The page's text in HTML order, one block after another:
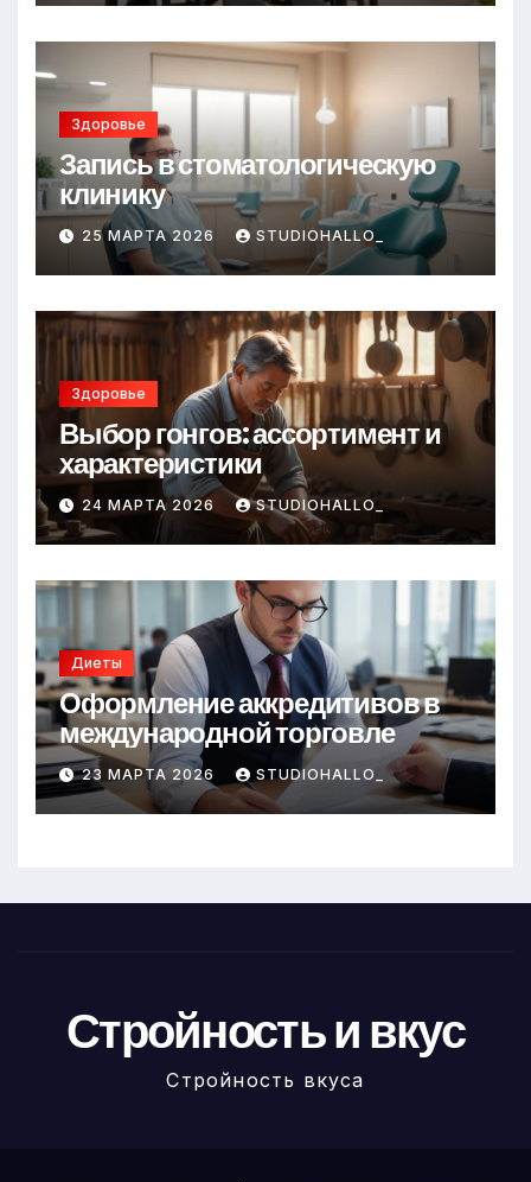
Здоровье
Запись в стоматологическую
клинику
25 МАРТА 2026 STUDIOHALLO_
Здоровье
Выбор гонгов: ассортимент и
характеристики
24 МАРТА 2026 STUDIOHALLO_
Диеты
Оформление аккредитивов в
международной торговле
23 МАРТА 2026 STUDIOHALLO_
Стройность и вкус
Стройность вкуса